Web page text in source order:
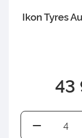
Ikon Tyres
43